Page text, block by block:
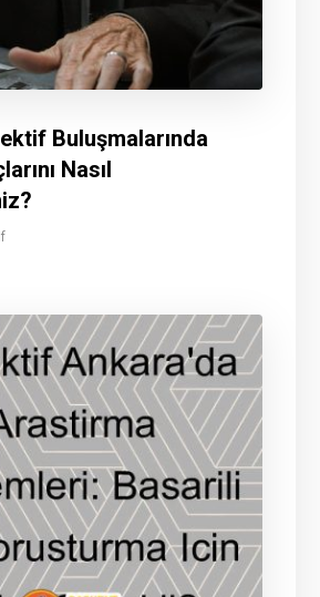
Buluşmalarında
Nasıl